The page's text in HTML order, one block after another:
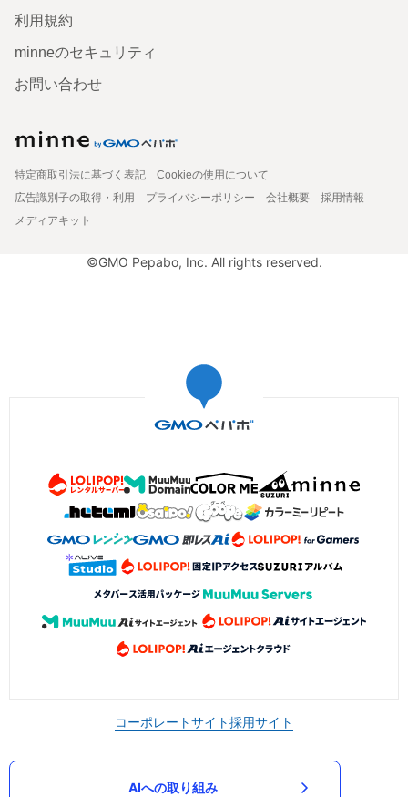
利用規約
minneのセキュリティ
お問い合わせ
特定商取引法に基づく表記
Cookieの使用について
広告識別子の取得・利用
プライバシーポリシー 会社概要
採用情報
メディアキット
©GMO Pepabo, Inc. All rights reserved.
コーポレートサイト採用サイト
AIへの取り組み